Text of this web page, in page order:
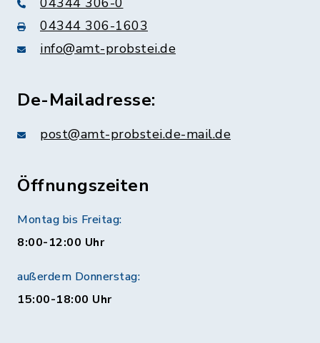
04344 306-1603
info@amt-probstei.de
De-Mailadresse:
post@amt-probstei.de-mail.de
Öffnungszeiten
Montag bis Freitag:
8:00-12:00 Uhr
außerdem Donnerstag:
15:00-18:00 Uhr